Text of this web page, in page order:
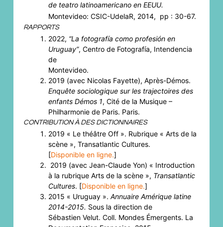
de teatro latinoamericano en EEUU.
Montevideo: CSIC-UdelaR, 2014, pp : 30-67.
RAPPORTS
2022, “La fotografía como profesión en
Uruguay”, Centro de Fotografía, Intendencia
de
Montevideo.
2019 (avec Nicolas Fayette), Après-Démos.
Enquête sociologique sur les trajectoires des
enfants Démos 1, Cité de la Musique –
Philharmonie de Paris. Paris.
CONTRIBUTION À DES DICTIONNAIRES
2019 « Le théâtre Off ». Rubrique « Arts de la
scène », Transatlantic Cultures.
[Disponible en ligne.]
2019 (avec Jean-Claude Yon) « Introduction
à la rubrique Arts de la scène », Transatlantic
Cultures. [Disponible en ligne.]
2015 « Uruguay ». Annuaire Amérique latine
2014-2015. Sous la direction de
Sébastien Velut. Coll. Mondes Émergents. La